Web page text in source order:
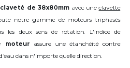
de 38x80mmavec uneclavette
notre gamme de moteurs triphasés
les deux sens de rotation. L'indice de
moteur assure une étanchéité contre
dans n'importe quelle direction.